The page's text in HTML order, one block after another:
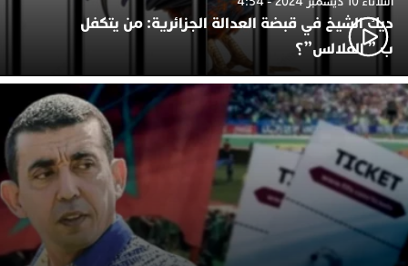
ديك الشيخ في قبضة العدالة الجزائرية: من يتكفل
ب ” الفلالس”؟